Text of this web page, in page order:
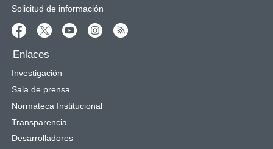
Solicitud de información
Enlaces
Investigación
Sala de prensa
Normateca Institucional
Transparencia
Desarrolladores